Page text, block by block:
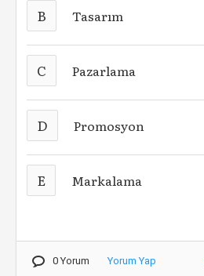
B Tasarım
C Pazarlama
D Promosyon
E Markalama
0 Yorum Yorum Yap